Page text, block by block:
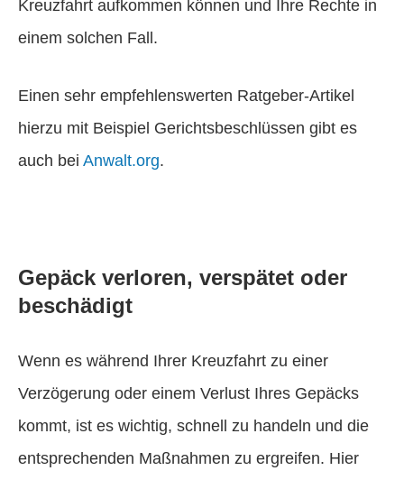
Kreuzfahrt aufkommen können und Ihre Rechte in
einem solchen Fall.
Einen sehr empfehlenswerten Ratgeber-Artikel
hierzu mit Beispiel Gerichtsbeschlüssen gibt es
auch bei Anwalt.org.
Gepäck verloren, verspätet oder
beschädigt
Wenn es während Ihrer Kreuzfahrt zu einer
Verzögerung oder einem Verlust Ihres Gepäcks
kommt, ist es wichtig, schnell zu handeln und die
entsprechenden Maßnahmen zu ergreifen. Hier